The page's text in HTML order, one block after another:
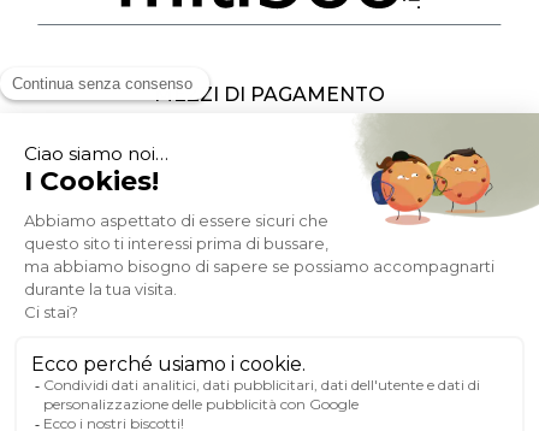
MEZZI DI PAGAMENTO
SOCIAL NETWORK
ITALIA